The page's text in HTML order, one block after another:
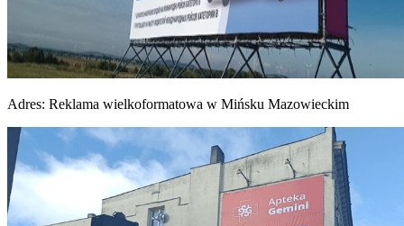
Adres: Reklama wielkoformatowa w Mińsku Mazowieckim